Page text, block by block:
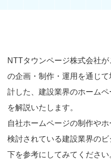
NTTタウンページ株式会社
の企画・制作・運用を通じ
計した、建設業界のホーム
を解説いたします。
自社ホームページの制作や
検討されている建設業界の
下を参考にしてみてください